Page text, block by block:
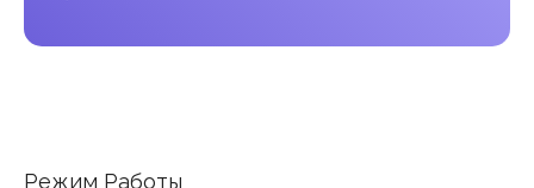
Режим Работы